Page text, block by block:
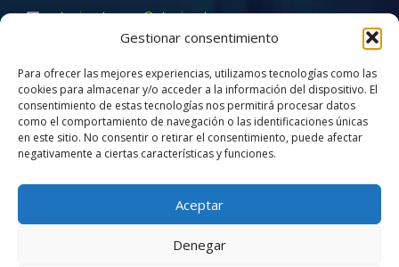
Gestionar consentimiento
Para ofrecer las mejores experiencias, utilizamos tecnologías como las
cookies para almacenar y/o acceder a la información del dispositivo. El
consentimiento de estas tecnologías nos permitirá procesar datos
como el comportamiento de navegación o las identificaciones únicas
en este sitio. No consentir o retirar el consentimiento, puede afectar
negativamente a ciertas características y funciones.
Aceptar
Denegar
otegigaztanaga@otegigaztanaga.com
Quiénes somos
Política de Gestión de la Calidad
Compromiso con la igualdad
Aviso Legal